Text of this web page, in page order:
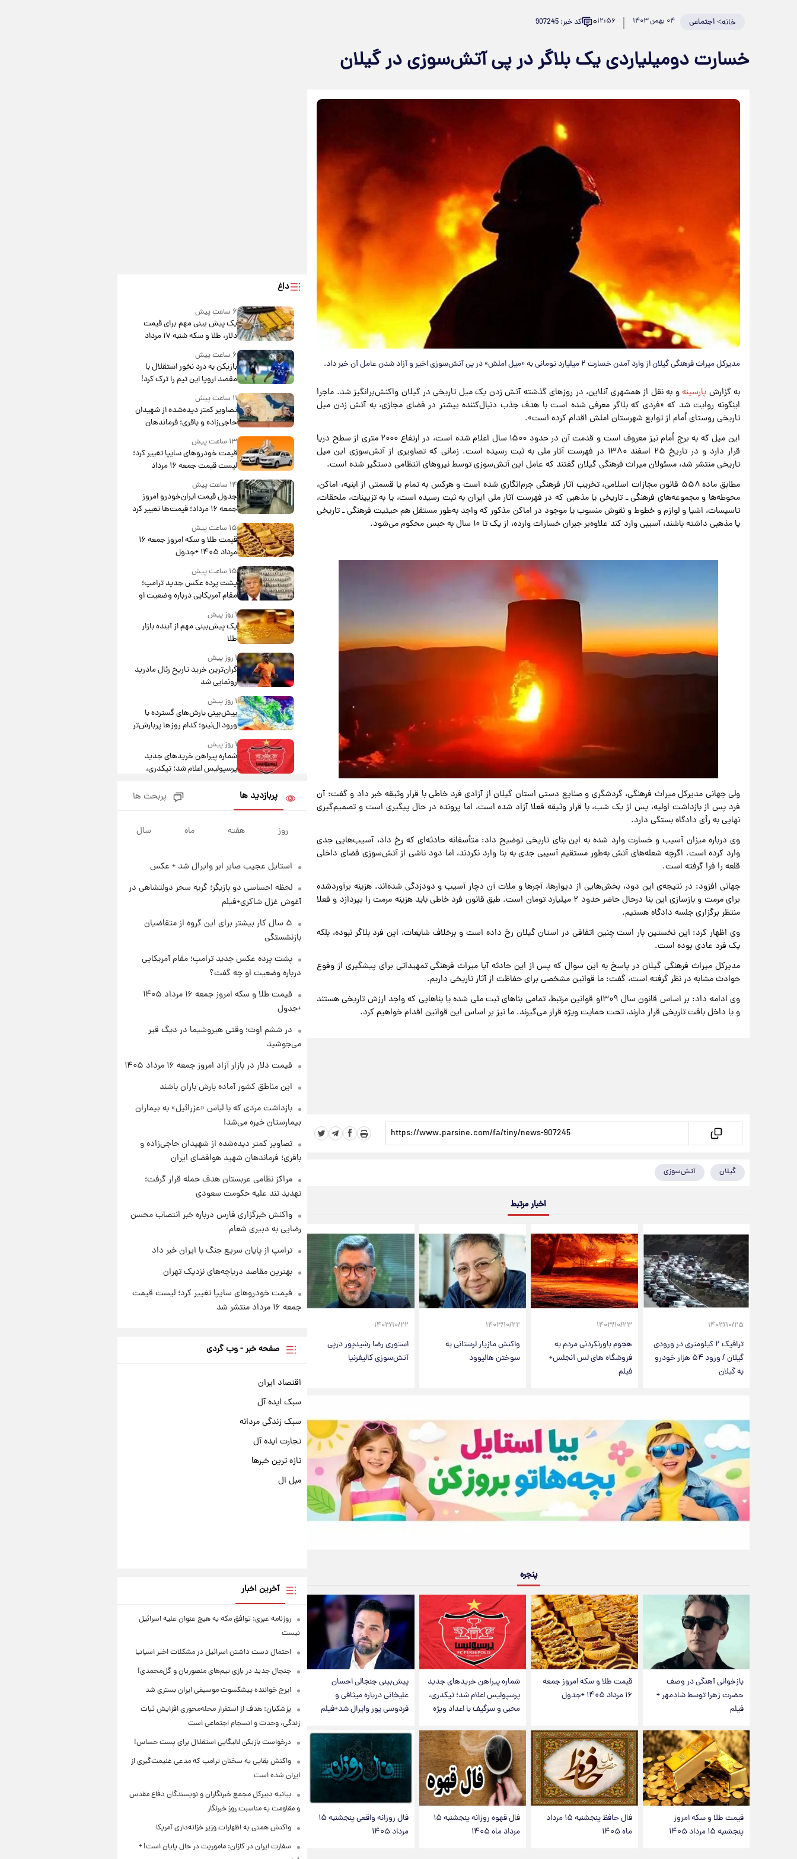
خانه>اجتماعی ۰۴ بهمن ۱۴۰۳ ۱۲:۵۶۰ کد خبر: 907245
خسارت دومیلیاردی یک بلاگر در پی آتش‌سوزی در گیلان
مدیرکل میراث فرهنگی گیلان از وارد آمدن خسارت ۲ میلیارد تومانی به «میل املش» در پی آتش‌سوزی اخیر و آزاد شدن عامل آن خبر داد.
به گزارش پارسینهو به نقل از همشهری آنلاین، در روزهای گذشته آتش زدن یک میل تاریخی در گیلان واکنش‌برانگیز شد. ماجرا
اینگونه روایت شد که «فردی که بلاگر معرفی شده است با هدف جذب دنبال‌کننده بیشتر در فضای مجازی، به آتش‌ زدن میل
تاریخی روستای اُمام از توابع شهرستان املش اقدام کرده است».
این میل که به برج اُمام نیز معروف است و قدمت آن در حدود ۱۵۰۰ سال اعلام شده است، در ارتفاع ۲۰۰۰ متری از سطح دریا
قرار دارد و در تاریخ ۲۵ اسفند ۱۳۸۰ در فهرست آثار ملی به ثبت رسیده است. زمانی که تصاویری از آتش‌سوزی این میل
تاریخی منتشر شد، مسئولان میراث فرهنگی گیلان گفتند که عامل این آتش‌سوزی توسط نیروهای انتظامی دستگیر شده است.
مطابق ماده ۵۵۸ قانون مجازات اسلامی، تخریب آثار فرهنگی جرم‌انگاری شده است و هرکس به تمام یا قسمتی از ابنیه، اماکن،
محوطه‌ها و مجموعه‌های فرهنگی ـ تاریخی یا مذهبی که در فهرست آثار ملی ایران به ثبت رسیده است، یا به تزیینات، ملحقات،
تاسیسات، اشیا و لوازم و خطوط و نقوش منسوب یا موجود در اماکن مذکور که واجد به‌طور مستقل هم حیثیت فرهنگی ـ تاریخی
یا مذهبی داشته باشند، آسیبی وارد کند علاوه‌بر جبران خسارات وارده، از یک تا ۱۰ سال به حبس محکوم می‌شود.
ولی جهانی مدیرکل میراث فرهنگی، گردشگری و صنایع‌ دستی استان گیلان از آزادی فرد خاطی با قرار وثیقه خبر داد و گفت: آن
فرد پس از بازداشت اولیه، پس از یک شب، با قرار وثیقه فعلا آزاد شده است، اما پرونده در حال پیگیری است و تصمیم‌گیری
نهایی به رأی دادگاه بستگی دارد.
وی درباره میزان آسیب و خسارت وارد شده به این بنای تاریخی توضیح داد: متأسفانه حادثه‌ای که رخ داد، آسیب‌هایی جدی
وارد کرده است. اگرچه شعله‌های آتش به‌طور مستقیم آسیبی جدی به بنا وارد نکردند، اما دود ناشی از آتش‌سوزی فضای داخلی
قلعه را فرا گرفته است.
جهانی افزود: در نتیجه‌ی این دود، بخش‌هایی از دیوارها، آجرها و ملات آن دچار آسیب و دودزدگی شده‌اند. هزینه برآوردشده
برای مرمت و بازسازی این بنا درحال حاضر حدود ۲ میلیارد تومان است. طبق قانون فرد خاطی باید هزینه مرمت را بپردازد و فعلا
منتظر برگزاری جلسه دادگاه هستیم.
وی اظهار کرد: این نخستین بار است چنین اتفاقی در استان گیلان رخ داده است و برخلاف شایعات، این فرد بلاگر نبوده، بلکه
یک فرد عادی بوده است.
مدیرکل میراث فرهنگی گیلان در پاسخ به این سوال که پس از این حادثه آیا میراث فرهنگی تمهیداتی برای پیشگیری از وقوع
حوادث مشابه در نظر گرفته است، گفت: ما قوانین مشخصی برای حفاظت از آثار تاریخی داریم.
وی ادامه داد: بر اساس قانون سال ۱۳۰۹و قوانین مرتبط، تمامی بناهای ثبت ملی شده یا بناهایی که واجد ارزش تاریخی هستند
و یا داخل بافت تاریخی قرار دارند، تحت حمایت ویژه قرار می‌گیرند. ما نیز بر اساس این قوانین اقدام خواهیم کرد.
گیلان آتش‌سوزی
اخبار مرتبط
۱۴۰۳/۱۰/۲۵
ترافیک ۲ کیلومتری در ورودی
گیلان / ورود ۵۴ هزار خودرو
به گیلان
۱۴۰۳/۱۰/۲۳
هجوم باورنکردنی مردم به
فروشگاه های لس آنجلس+
فیلم
۱۴۰۳/۱۰/۲۲
واکنش مازیار لرستانی به
سوختن هالیوود
۱۴۰۳/۱۰/۲۲
استوری رضا رشیدپور درپی
آتش‌سوزی کالیفرنیا
پنجره
بازخوانی آهنگی در وصف
حضرت زهرا توسط شادمهر +
فیلم
قیمت طلا و سکه امروز جمعه
۱۶ مرداد ۱۴۰۵ +جدول
شماره پیراهن خریدهای جدید
پرسپولیس اعلام شد؛ تیکدری،
محبی و سرگیف با اعداد ویژه
پیش‌بینی جنجالی احسان
علیخانی درباره میثاقی و
فردوسی پور وایرال شد+فیلم
قیمت طلا و سکه امروز
پنجشنبه ۱۵ مرداد ۱۴۰۵
فال حافظ پنجشنبه ۱۵ مرداد
ماه ۱۴۰۵
فال قهوه روزانه پنجشنبه ۱۵
مرداد ماه ۱۴۰۵
فال روزانه واقعی پنجشنبه ۱۵
مرداد ۱۴۰۵
داغ
۶ ساعت پیش
یک پیش ‌بینی مهم برای قیمت
دلار، طلا و سکه شنبه ۱۷ مرداد
۱۴۰۵
۶ ساعت پیش
بازیکن به درد نخور استقلال با
مقصد اروپا این تیم را ترک کرد!
۱۱ ساعت پیش
تصاویر کمتر دیده‌شده از شهیدان
حاجی‌زاده و باقری؛ فرماندهان
شهید هوافضای ایران
۱۳ ساعت پیش
قیمت خودروهای سایپا تغییر کرد؛
لیست قیمت جمعه ۱۶ مرداد
منتشر شد
۱۴ ساعت پیش
جدول قیمت ایران‌خودرو امروز
جمعه ۱۶ مرداد؛ قیمت‌ها تغییر کرد
۱۵ ساعت پیش
قیمت طلا و سکه امروز جمعه ۱۶
مرداد ۱۴۰۵ +جدول
۱۵ ساعت پیش
پشت پرده عکس جدید ترامپ؛
مقام آمریکایی درباره وضعیت او
چه گفت؟
۱ روز پیش
یک پیش‌بینی مهم از آینده بازار
طلا
۱ روز پیش
گران‌ترین خرید تاریخ رئال مادرید
رونمایی شد
۱ روز پیش
پیش‌بینی بارش‌های گسترده با
ورود ال‌نینو؛ کدام روزها پربارش‌تر
خواهند بود؟
۱ روز پیش
شماره پیراهن خریدهای جدید
پرسپولیس اعلام شد؛ تیکدری،
جزئیات فعال‌سازی «کیف پول
ایران» اعلام شد+فیلم
۱ روز پیش
۱۵ مرداد ۱۴۰۵ +جدول
قیمت طلا و سکه امروز پنجشنبه
۱۵ مرداد ۱۴۰۵
شارژ جدید کالابرگ برای سه
پربازدید ها پربحث ها
روز هفته ماه سال
استایل عجیب صابر ابر وایرال شد + عکس
لحظه احساسی دو بازیگر؛ گریه سحر دولتشاهی در
آغوش غزل شاکری+فیلم
۵ سال کار بیشتر برای این گروه از متقاضیان
بازنشستگی
پشت پرده عکس جدید ترامپ؛ مقام آمریکایی
درباره وضعیت او چه گفت؟
قیمت طلا و سکه امروز جمعه ۱۶ مرداد ۱۴۰۵
+جدول
در ششم اوت؛ وقتی هیروشیما در دیگ قیر
می‌جوشید
قیمت دلار در بازار آزاد امروز جمعه ۱۶ مرداد ۱۴۰۵
این مناطق کشور آماده بارش باران باشند
بازداشت مردی که با لباس «عزرائیل» به بیماران
بیمارستان خیره می‌شد!
تصاویر کمتر دیده‌شده از شهیدان حاجی‌زاده و
باقری؛ فرماندهان شهید هوافضای ایران
مراکز نظامی عربستان هدف حمله قرار گرفت؛
تهدید تند علیه حکومت سعودی
واکنش خبرگزاری فارس درباره خبر انتصاب محسن
رضایی به دبیری شعام
ترامپ از پایان سریع جنگ با ایران خبر داد
بهترین مقاصد دریاچه‌های نزدیک تهران
قیمت خودروهای سایپا تغییر کرد؛ لیست قیمت
جمعه ۱۶ مرداد منتشر شد
صفحه خبر - وب گردی
اقتصاد ایران
سبک ایده آل
سبک زندگی مردانه
تجارت ایده آل
تازه ترین خبرها
مبل ال
آخرین اخبار
روزنامه عبری: توافق مکه به هیچ عنوان علیه اسرائیل
نیست
احتمال دست داشتن اسرائیل در مشکلات اخیر اسپانیا
جنجال جدید در بازی تیم‌های منصوریان و گل‌محمدی!
ایرج خواننده پیشکسوت موسیقی ایران بستری شد
پزشکیان: هدف از استقرار محله‌محوری افزایش ثبات
زندگی، وحدت و انسجام اجتماعی است
درخواست بازیکن لالیگایی استقلال برای پست حساس!
واکنش بقایی به سخنان ترامپ که مدعی غنیمت‌گیری از
ایران شده است
بیانیه دبیرکل مجمع خبرنگاران و نویسندگان دفاع مقدس
و مقاومت به مناسبت روز خبرنگار
واکنش همتی به اظهارات وزیر خزانه‌داری آمریکا
سفارت ایران در کازان: ماموریت در حال پایان است! +